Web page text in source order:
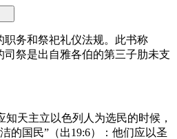
职务和祭祀礼仪法规。此书称
司祭是出自雅各伯的第三子肋未支
天主立以色列人为选民的时候，
的国民”（出19:6）：他们应以圣